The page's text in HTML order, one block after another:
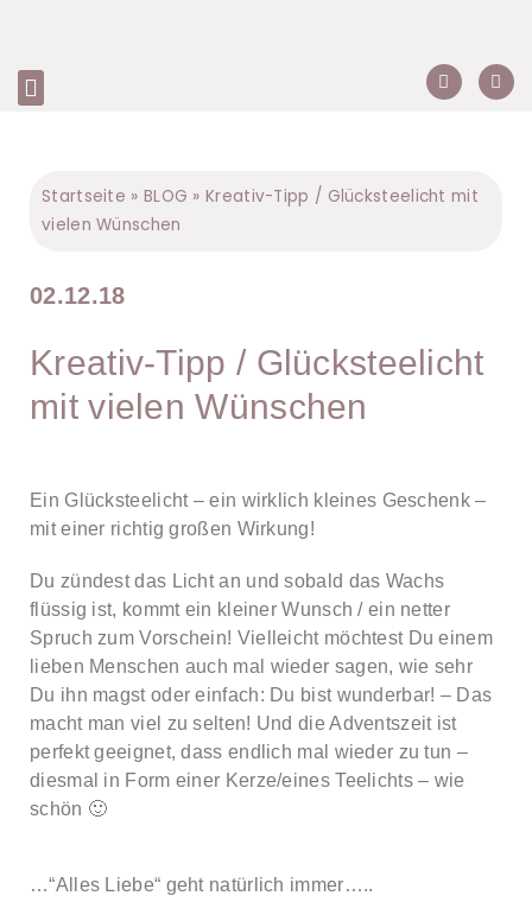
Startseite » BLOG »Kreativ-Tipp / Glücksteelicht mit
vielen Wünschen
02.12.18
Kreativ-Tipp / Glücksteelicht
mit vielen Wünschen
Ein Glücksteelicht – ein wirklich kleines Geschenk –
mit einer richtig großen Wirkung!
Du zündest das Licht an und sobald das Wachs
flüssig ist, kommt ein kleiner Wunsch / ein netter
Spruch zum Vorschein! Vielleicht möchtest Du einem
lieben Menschen auch mal wieder sagen, wie sehr
Du ihn magst oder einfach: Du bist wunderbar! – Das
macht man viel zu selten! Und die Adventszeit ist
perfekt geeignet, dass endlich mal wieder zu tun –
diesmal in Form einer Kerze/eines Teelichts – wie
schön 🙂
…“Alles Liebe“ geht natürlich immer…..